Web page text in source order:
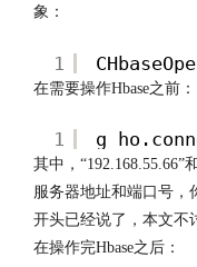
象：
1
在需要操作Hbase之前：
1
其中，“192.168.55.66”
服务器地址和端口号，
开头已经说了，本文不
在操作完Hbase之后：